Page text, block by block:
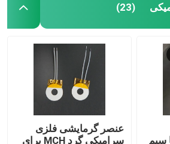
(23)
سیم
عنصر گرمایشی فلزی
سرامیکی گرد MCH برای